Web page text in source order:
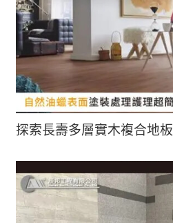
探索長壽多層實木複合地板